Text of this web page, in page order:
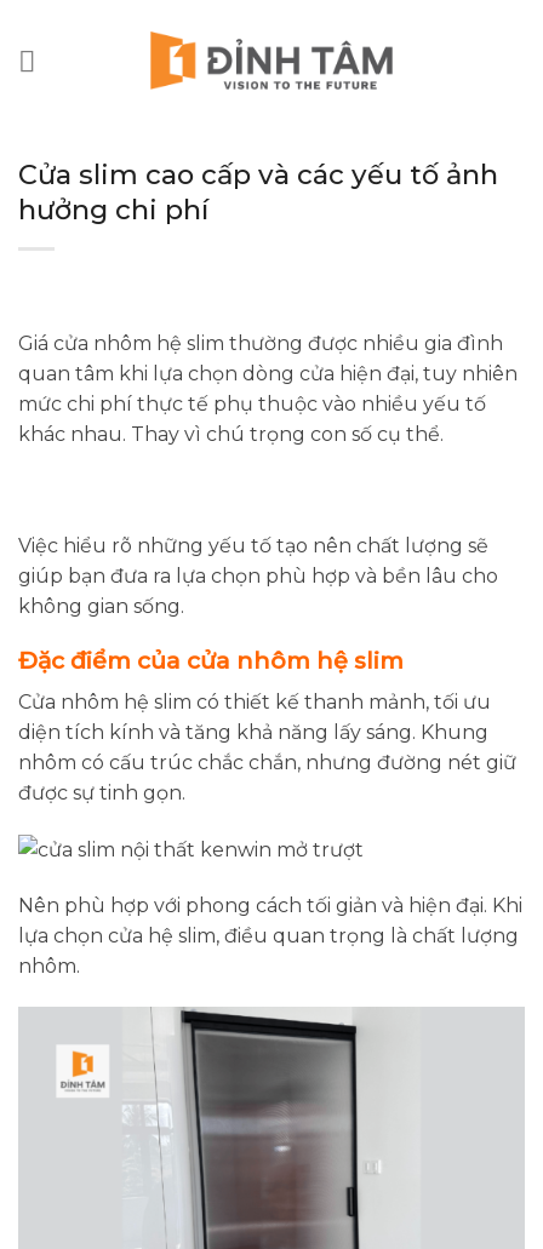
nội
Cửa slim cao cấp và các yếu tố ảnh
hưởng chi phí
Giá cửa nhôm hệ slim thường được nhiều gia đình
quan tâm khi lựa chọn dòng cửa hiện đại, tuy nhiên
mức chi phí thực tế phụ thuộc vào nhiều yếu tố
khác nhau. Thay vì chú trọng con số cụ thể.
Việc hiểu rõ những yếu tố tạo nên chất lượng sẽ
giúp bạn đưa ra lựa chọn phù hợp và bền lâu cho
không gian sống.
Đặc điểm của cửa nhôm hệ slim
Cửa nhôm hệ slim có thiết kế thanh mảnh, tối ưu
diện tích kính và tăng khả năng lấy sáng. Khung
nhôm có cấu trúc chắc chắn, nhưng đường nét giữ
được sự tinh gọn.
Nên phù hợp với phong cách tối giản và hiện đại. Khi
lựa chọn cửa hệ slim, điều quan trọng là chất lượng
nhôm.